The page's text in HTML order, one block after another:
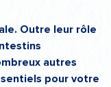
Outre leur rôle
autres
pour votre